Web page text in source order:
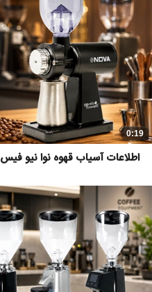
0:19
اطلاعات آسیاب قهوه نوا نیو فیس